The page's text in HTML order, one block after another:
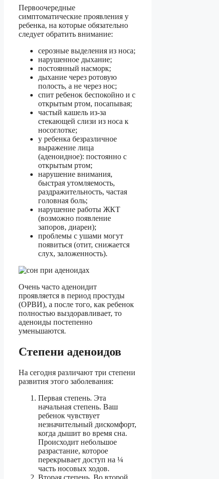
Первоочередные
симптоматические проявления у
ребенка, на которые обязательно
следует обратить внимание:
серозные выделения из носа;
нарушенное дыхание;
постоянный насморк;
дыхание через ротовую
полость, а не через нос;
спит ребенок беспокойно и с
открытым ртом, посапывая;
частый кашель из-за
стекающей слизи из носа к
носоглотке;
у ребенка безразличное
выражение лица
(аденоидное): постоянно с
открытым ртом;
нарушение внимания,
быстрая утомляемость,
раздражительность, частая
головная боль;
нарушение работы ЖКТ
(возможно появление
запоров, диареи);
проблемы с ушами могут
появиться (отит, снижается
слух, заложенность).
Очень часто аденоидит
проявляется в период простуды
(ОРВИ), а после того, как ребенок
полностью выздоравливает, то
аденоиды постепенно
уменьшаются.
Степени аденоидов
На сегодня различают три степени
развития этого заболевания:
Первая степень. Эта
начальная степень. Ваш
ребенок чувствует
незначительный дискомфорт,
когда дышит во время сна.
Происходит небольшое
разрастание, которое
перекрывает доступ на ¼
часть носовых ходов.
Вторая степень. Во второй